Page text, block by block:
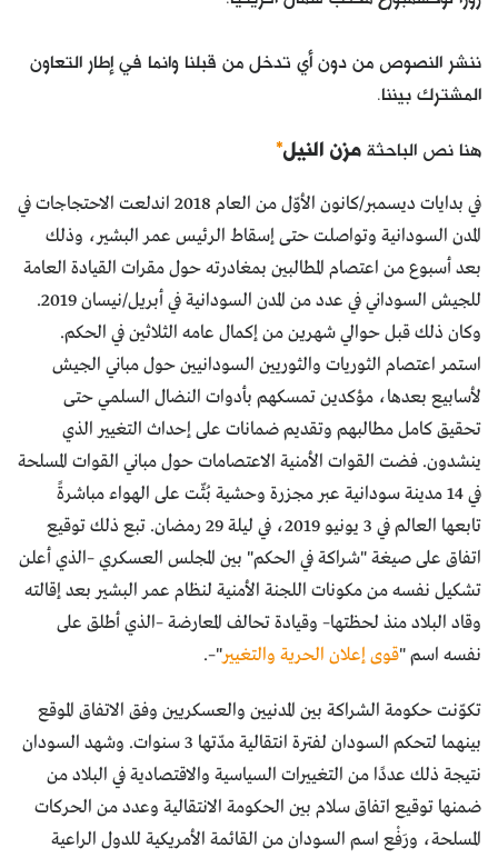
ننشر النصوص من دون أي تدخل من قبلنا وانما في إطار التعاون
المشترك بيننا.
هنا نص الباحثة مزن النيل*
في بدايات ديسمبر/كانون الأوّل من العام 2018 اندلعت الاحتجاجات في
المدن السودانية وتواصلت حتى إسقاط الرئيس عمر البشير، وذلك
بعد أسبوع من اعتصام المطالبين بمغادرته حول مقرات القيادة العامة
للجيش السوداني في عدد من المدن السودانية في أبريل/نيسان 2019.
وكان ذلك قبل حوالي شهرين من إكمال عامه الثلاثين في الحكم.
استمر اعتصام الثوريات والثوريين السودانيين حول مباني الجيش
لأسابيع بعدها، مؤكدين تمسكهم بأدوات النضال السلمي حتى
تحقيق كامل مطالبهم وتقديم ضمانات على إحداث التغيير الذي
ينشدون. فضت القوات الأمنية الاعتصامات حول مباني القوات المسلحة
في 14 مدينة سودانية عبر مجزرة وحشية بُثّت على الهواء مباشرةً
تابعها العالم في 3 يونيو 2019، في ليلة 29 رمضان. تبع ذلك توقيع
اتفاق على صيغة "شراكة في الحكم" بين المجلس العسكري –الذي أعلن
تشكيل نفسه من مكونات اللجنة الأمنية لنظام عمر البشير بعد إقالته
وقاد البلاد منذ لحظتها– وقيادة تحالف المعارضة –الذي أطلق على
نفسه اسم "قوى إعلان الحرية والتغيير"–.
تكوّنت حكومة الشراكة بين المدنيين والعسكريين وفق الاتفاق الموقع
بينهما لتحكم السودان لفترة انتقالية مدّتها 3 سنوات. وشهد السودان
نتيجة ذلك عددًا من التغييرات السياسية والاقتصادية في البلاد من
ضمنها توقيع اتفاق سلام بين الحكومة الانتقالية وعدد من الحركات
المسلحة، ورَفْع اسم السودان من القائمة الأمريكية للدول الراعية